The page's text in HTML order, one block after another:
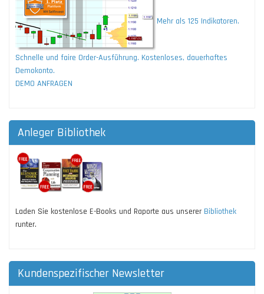
Mehr als 125 Indikatoren.
Schnelle und faire Order-Ausführung. Kostenloses, dauerhaftes
Demokonto.
DEMO ANFRAGEN
Anleger Bibliothek
Laden Sie kostenlose E-Books und Raporte aus unserer Bibliothek
runter.
Kundenspezifischer Newsletter